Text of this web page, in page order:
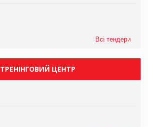
Всі тендери
ТРЕНІНГОВИЙ ЦЕНТР